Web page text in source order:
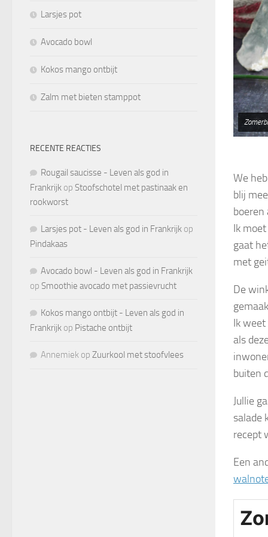
We
blij
boeren
Ik
gaat
met
De
Ik
als
buiten
Jullie
salade
recept
Een
Larsjes pot
Avocado bowl
Kokos mango ontbijt
Zalm met bieten stamppot
RECENTE REACTIES
Rougail saucisse - Leven als god in
Frankrijk op Stoofschotel met pastinaak en
rookworst
Larsjes pot - Leven als god in Frankrijk op
Pindakaas
Avocado bowl - Leven als god in Frankrijk
op Smoothie avocado met passievrucht
Kokos mango ontbijt - Leven als god in
Frankrijk op Pistache ontbijt
Annemiek op Zuurkool met stoofvlees